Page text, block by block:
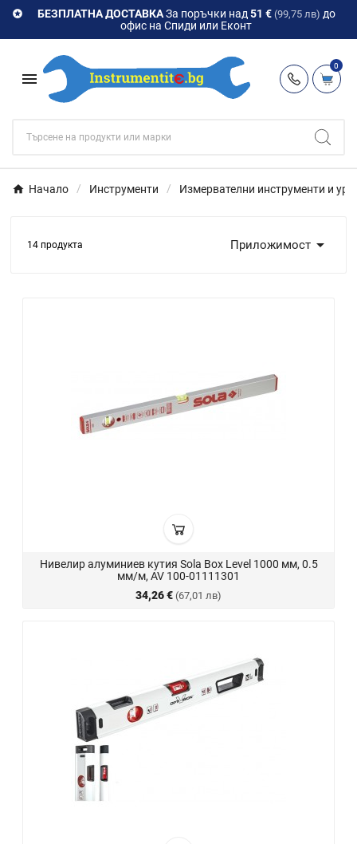
 БЕЗПЛАТНА ДОСТАВКАЗа поръчки над 51 € (99,75 лв) до
офис на Спиди или Еконт

0
Начало Инструменти Измервателни инструменти и
14 продукта Приложимост 
Нивелир алуминиев кутия Sola Box Level 1000 мм, 0.5
мм/м, AV 100-01111301
34,26 € (67,01 лв)